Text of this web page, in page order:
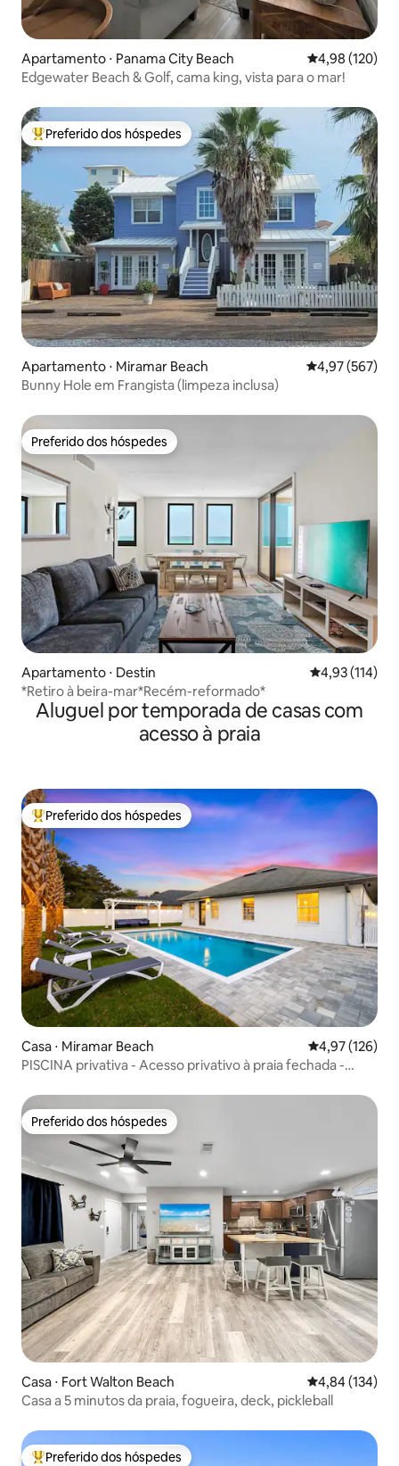
Apartamento ⋅ Panama City Beach 4,98 de uma
4,98 (120)
Edgewater Beach & Golf, cama king, vista para o mar!
Entre os melhores preferidos dos hóspedes
Preferido dos hóspedes
Apartamento ⋅ Miramar Beach 4,97 de uma
4,97 (567)
Bunny Hole em Frangista (limpeza inclusa)
Preferido dos hóspedes
Preferido dos hóspedes
Apartamento ⋅ Destin 4,93 de uma
4,93 (114)
*Retiro à beira-mar*Recém-reformado*
Aluguel por temporada de casas com
acesso à praia
Entre os melhores preferidos dos hóspedes
Preferido dos hóspedes
Casa ⋅ Miramar Beach 4,97 de uma
4,97 (126)
PISCINA privativa - Acesso privativo à praia fechada -
Preferido dos hóspedes
Preferido dos hóspedes
Casa ⋅ Fort Walton Beach 4,84 de uma
4,84 (134)
Casa a 5 minutos da praia, fogueira, deck, pickleball
Preferido dos hóspedes